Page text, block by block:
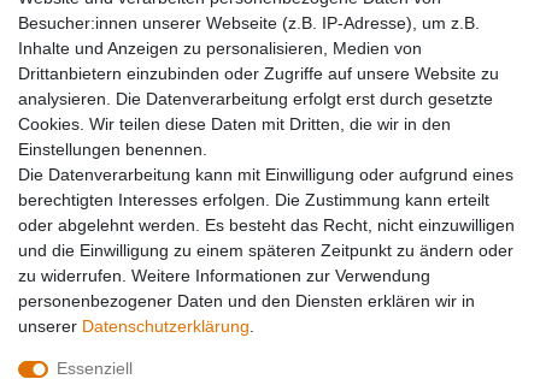
Montag - Freitag, 08:00 - 16:30
Unternehmen
Datenverarbeitung
Impressum
Widerrufs­recht
Besucher:innen unserer Webseite (z.B. IP-Adresse), um z.B.
Inhalte und Anzeigen zu personalisieren, Medien von
Drittanbietern einzubinden oder Zugriffe auf unsere Website zu
analysieren. Die Datenverarbeitung erfolgt erst durch gesetzte
Cookies. Wir teilen diese Daten mit Dritten, die wir in den
Einstellungen benennen.
Die Datenverarbeitung kann mit Einwilligung oder aufgrund eines
berechtigten Interesses erfolgen. Die Zustimmung kann erteilt
oder abgelehnt werden. Es besteht das Recht, nicht einzuwilligen
und die Einwilligung zu einem späteren Zeitpunkt zu ändern oder
zu widerrufen. Weitere Informationen zur Verwendung
personenbezogener Daten und den Diensten erklären wir in
unserer Daten­schutz­erklärung
Essenziell